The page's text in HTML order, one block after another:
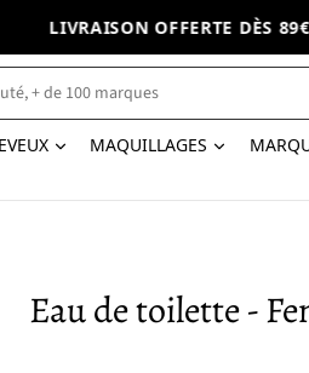
LIVRAISON OFFERTE DÈS 89€ EN
MAQUILLAGES
Eau de toilette -